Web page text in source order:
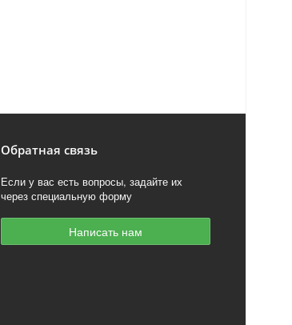
Обратная связь
Если у вас есть вопросы, задайте их
через специальную форму
Написать нам